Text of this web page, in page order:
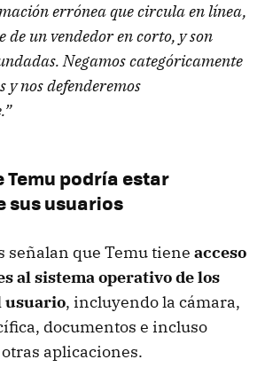
errónea que circula en línea,
un vendedor en corto, y son
Negamos categóricamente
y nos defenderemos
Temu podría estar
sus usuarios
señalan que Temu tiene acceso
al sistema operativo de los
usuario, incluyendo la cámara,
documentos e incluso
aplicaciones.